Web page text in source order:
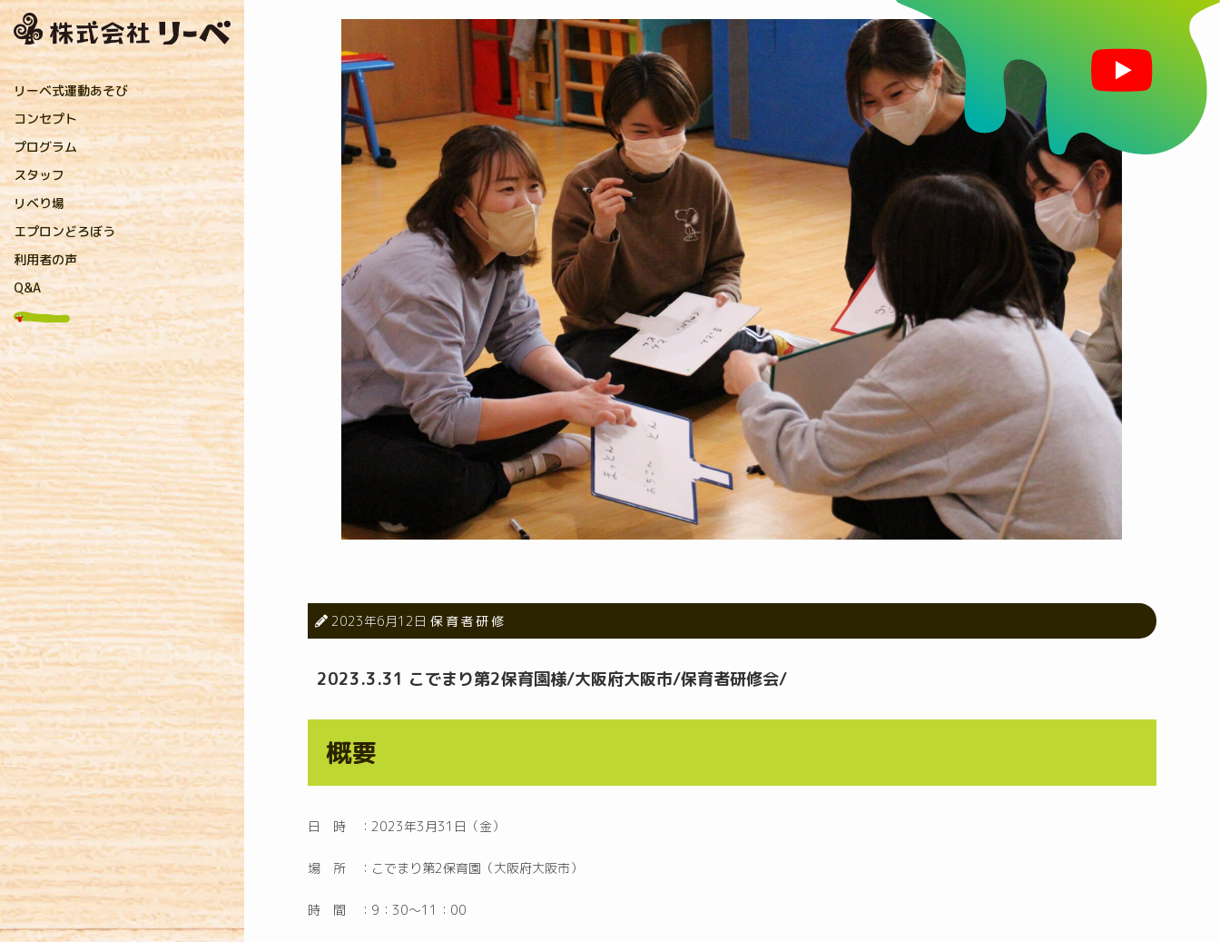
リーベ式運動あそび
コンセプト
プログラム
直接指導プログラム
保育者プログラム
親子プログラム
リーベおすすめ運動遊具
リーベオンラインショップ
スタッフ
リーベのコーチ
提携先のコーチ
リベり場
お知らせ
アフロコーチのリベり場
キャンディコーチのリベり場
保育コラム
メディア掲載・研修実績
プレスリリース
研究実践
エプロンどろぼう
利用者の声
Q&A
2023年6月12日 保育者研修
2023.3.31 こでまり第2保育園様/大阪府大阪市/保育者研修会/
概要
日 時 ：2023年3月31日（金）
場 所 ：こでまり第2保育園（大阪府大阪市）
時 間 ：9：30〜11：00